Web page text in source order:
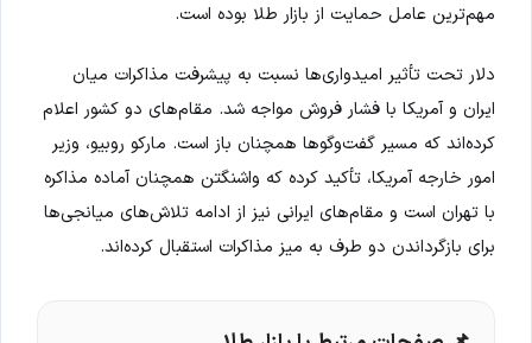
مهم‌ترین عامل حمایت از بازار طلا بوده است.
دلار تحت تأثیر امیدواری‌ها نسبت به پیشرفت مذاکرات میان
ایران و آمریکا با فشار فروش مواجه شد. مقام‌های دو کشور اعلام
کرده‌اند که مسیر گفت‌وگوها همچنان باز است. مارکو روبیو، وزیر
امور خارجه آمریکا، تأکید کرده که واشنگتن همچنان آماده مذاکره
با تهران است و مقام‌های ایرانی نیز از ادامه تلاش‌های میانجی‌ها
برای بازگرداندن دو طرف به میز مذاکرات استقبال کرده‌اند.